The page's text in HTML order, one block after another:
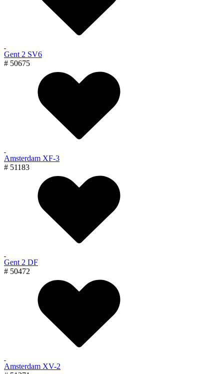
Gent 2 SV6
# 50675
Amsterdam XF-3
# 51183
Gent 2 DF
# 50472
Amsterdam XV-2